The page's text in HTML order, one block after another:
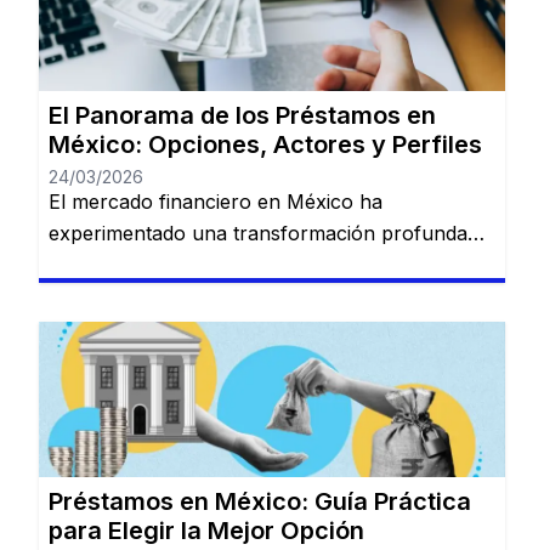
presenta como una plataforma de préstamos
en línea […]
El Panorama de los Préstamos en
México: Opciones, Actores y Perfiles
24/03/2026
El mercado financiero en México ha
experimentado una transformación profunda
plataformas digitales (Fintech) ha creado un
ecosistema donde prácticamente cualquier perfil
de usuario puede encontrar una solución de
financiamiento, siempre que comprenda las
reglas del juego crediticio local. 1. […]
Préstamos en México: Guía Práctica
para Elegir la Mejor Opción